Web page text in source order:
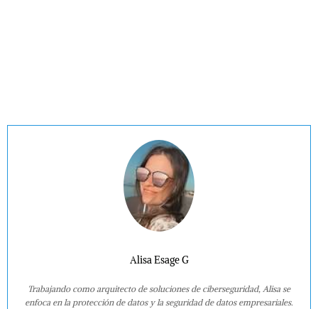
Alisa Esage G
Trabajando como arquitecto de soluciones de ciberseguridad, Alisa se
enfoca en la protección de datos y la seguridad de datos empresariales.